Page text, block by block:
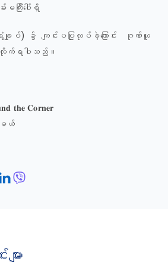
မကြီးပေါ်ရှိ
းချုပ်) ၌ ကျင်းပပြုလုပ်ခဲ့ကြောင်း ဂုဏ်ယူ
ေလိုက်ရပါသည်။
𝐭𝐡𝐞 𝐂𝐨𝐫𝐧𝐞𝐫
မယ်
ား